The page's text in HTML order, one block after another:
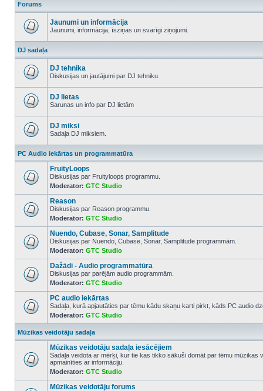
Forums
unread
posts
Jaunumi un informācija
Jaunumi, informācija, īsziņas un svarīgi ziņojumi.
DJ sadaļa
unread
posts
DJ tehnika
Diskusijas un jautājumi par DJ tehniku.
unread
posts
DJ lietas
Sarunas un info par DJ lietām
unread
posts
DJ miksi
Sadaļa DJ miksiem.
PC Audio iekārtas un programmatūra
No
unread
posts
FruityLoops
Diskusijas par Fruityloops programmu.
Moderator: GTC Studio
No
unread
posts
Reason
Diskusijas par Reason programmu.
Moderator: GTC Studio
No
unread
posts
Nuendo, Cubase, Sonar, Samplitude
Diskusijas par Nuendo, Cubase, Sonar, Samplitude programmām.
Moderator: GTC Studio
No
unread
posts
Dažādi - Audio programmatūra
Diskusijas par parējām audio programmām.
Moderator: GTC Studio
No
unread
posts
PC audio iekārtas
Sadaļa, kurā apjautāties par tēmu kādu skaņu karti pirkt, kāds PC audio
Moderator: GTC Studio
Mūzikas veidotāju sadaļa
No
posts
Mūzikas veidotāju sadaļa iesācējiem
Sadaļa veidota ar mērķi, kur tie kas tikko sākuši domāt par tēmu mūzikas
apmainīties ar informāciju.
Moderator: GTC Studio
Mūzikas veidotāju forums